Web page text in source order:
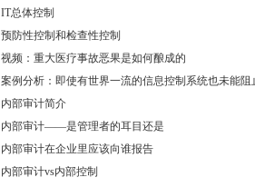
IT总体控制
预防性控制和检查性控制
视频：重大医疗事故恶果是如何酿成的
案例分析：即使有世界一流的信息控制系统也未能阻
内部审计简介
内部审计——是管理者的耳目还是
内部审计在企业里应该向谁报告
内部审计vs内部控制